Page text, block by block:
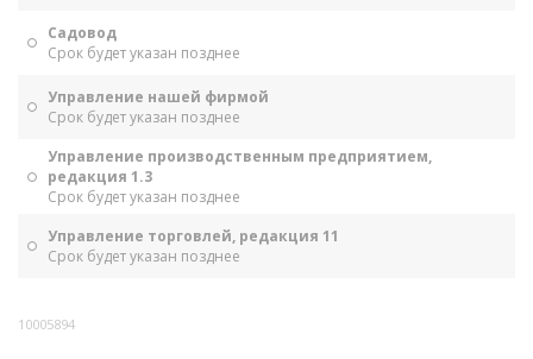
Садовод
Срок будет указан позднее
Управление нашей фирмой
Срок будет указан позднее
Управление производственным предприятием,
редакция 1.3
Срок будет указан позднее
Управление торговлей, редакция 11
Срок будет указан позднее
10005894